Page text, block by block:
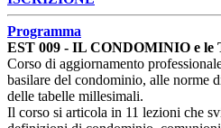
Programma
EST 009 - IL CONDOMINIO e
Corso di aggiornamento
basilare del condominio, alle norme
delle tabelle millesimali.
Il corso si articola in 11 lezioni che